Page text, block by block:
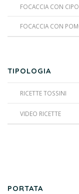
FOCACCIA CON
FOCACCIA CON
TIPOLOGIA
RICETTE TOSSINI
VIDEO RICETTE
PORTATA